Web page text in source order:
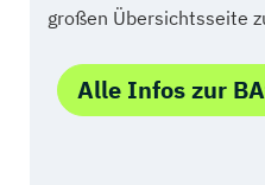
großen Übersichtsseite
Alle Infos zur